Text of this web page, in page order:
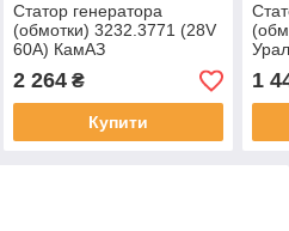
Статор генератора
(обмотки) 3232.3771 (28V
60A) КамАЗ
2 264₴
Купити
1